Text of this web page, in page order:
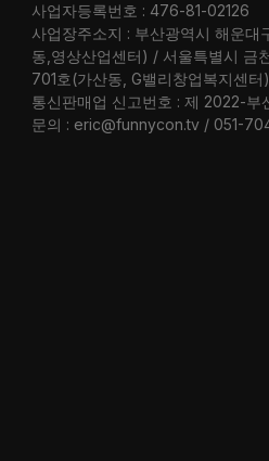
사업자등록번호 : 476-81-02126
사업장주소지 : 부산광역시 해운
동,영상산업센터) / 서울특별시 금
701호(가산동, G밸리창업복지센터)
통신판매업 신고번호 : 제 2022-부
문의 : eric@funnycon.tv / 051-